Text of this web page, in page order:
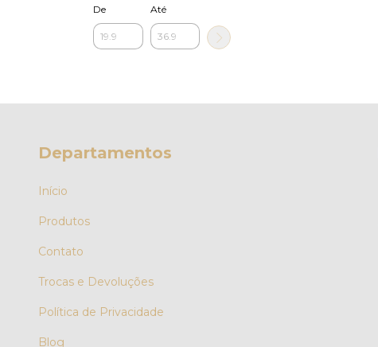
De Até
Departamentos
Início
Produtos
Contato
Trocas e Devoluções
Política de Privacidade
Blog